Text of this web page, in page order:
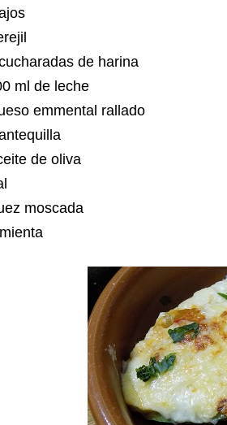
de harina
ml de leche
emmental rallado
de oliva
moscada